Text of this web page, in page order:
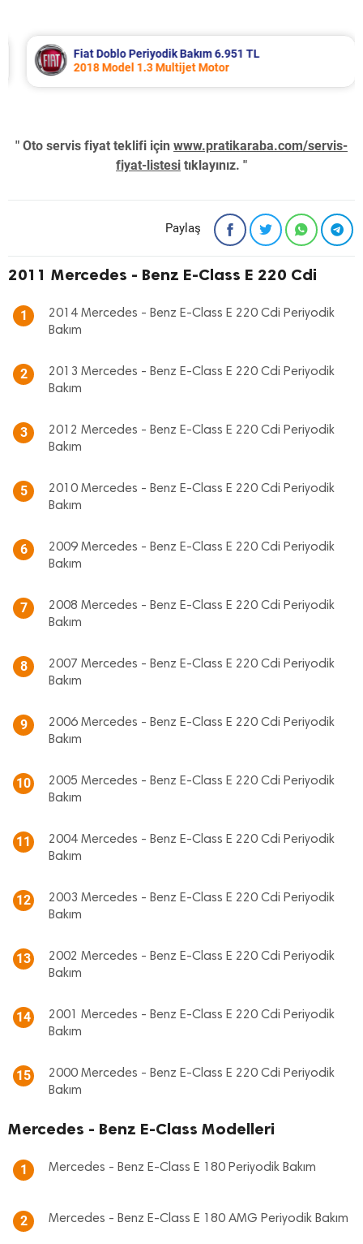
Fiat Doblo Periyodik Bakım 6.951 TL
2018 Model 1.3 Multijet Motor
" Oto servis fiyat teklifi için www.pratikaraba.com/servis-
fiyat-listesi tıklayınız. "
Paylaş
2011 Mercedes - Benz E-Class E 220 Cdi
1
2014 Mercedes - Benz E-Class E 220 Cdi Periyodik
Bakım
2
2013 Mercedes - Benz E-Class E 220 Cdi Periyodik
Bakım
3
2012 Mercedes - Benz E-Class E 220 Cdi Periyodik
Bakım
5
2010 Mercedes - Benz E-Class E 220 Cdi Periyodik
Bakım
6
2009 Mercedes - Benz E-Class E 220 Cdi Periyodik
Bakım
7
2008 Mercedes - Benz E-Class E 220 Cdi Periyodik
Bakım
8
2007 Mercedes - Benz E-Class E 220 Cdi Periyodik
Bakım
9
2006 Mercedes - Benz E-Class E 220 Cdi Periyodik
Bakım
10
2005 Mercedes - Benz E-Class E 220 Cdi Periyodik
Bakım
11
2004 Mercedes - Benz E-Class E 220 Cdi Periyodik
Bakım
12
2003 Mercedes - Benz E-Class E 220 Cdi Periyodik
Bakım
13
2002 Mercedes - Benz E-Class E 220 Cdi Periyodik
Bakım
14
2001 Mercedes - Benz E-Class E 220 Cdi Periyodik
Bakım
15
2000 Mercedes - Benz E-Class E 220 Cdi Periyodik
Bakım
Mercedes - Benz E-Class Modelleri
1 Mercedes - Benz E-Class E 180 Periyodik Bakım
2 Mercedes - Benz E-Class E 180 AMG Periyodik Bakım